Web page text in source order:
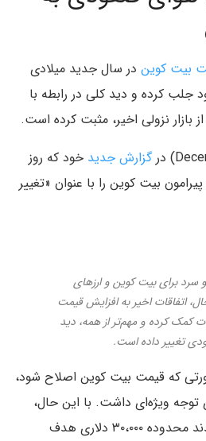
بیت کوین در سال جدید میلادی
جلب کرده و دید کلی در رابطه با
بازار نزولی اخیر، مثبت کرده است.
گزارش جدید خود که روز
بیت کوین را با عنوان «تغییر
سرد برای بیت کوین و ارزهای
اتفاقات اخیر به افزایش قیمت
کمک کرده و مهم‌تر از همه، دید
تغییر داده است.
که قیمت بیت کوین اصلاح شود،
۲۱،۸۰۰ دلاری توجه ویژه‌ای داشت. با این حال،
تحلیلگران دیسنتریدر معتقدند محدوده ۳۰،۰۰۰ دلاری هدف